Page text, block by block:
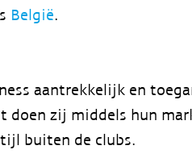
België.
aantrekkelijk en
doen zij middels hun
buiten de clubs.